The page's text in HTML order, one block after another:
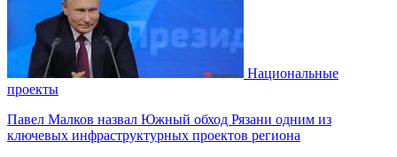
Национальные
проекты
Павел Малков назвал Южный обход Рязани одним из
ключевых инфраструктурных проектов региона